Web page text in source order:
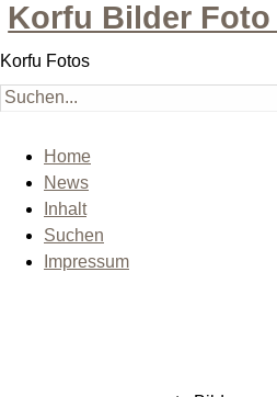
Korfu Bilder Foto
Korfu Fotos
Home
News
Inhalt
Suchen
Impressum